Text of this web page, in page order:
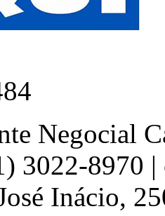
Negocial
3022-8970
Inácio,